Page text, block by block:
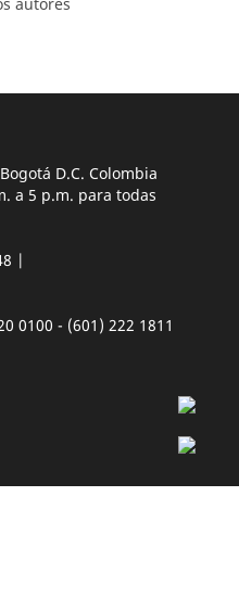
D.C. Colombia
a 5 p.m. para todas
|
0100 - (601) 222 1811